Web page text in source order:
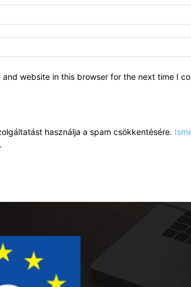
and website in this browser for the next time I
használja a spam csökkentésére.
.